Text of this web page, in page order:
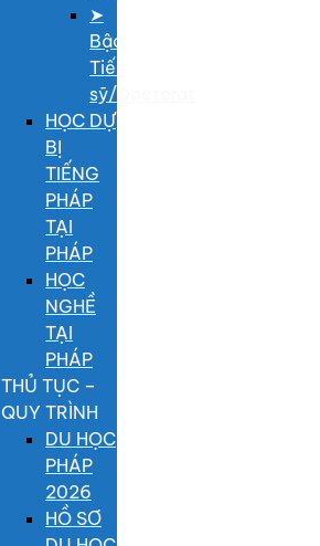
➤
Bậc
Tiến
sỹ/Doctorat
HỌC DỰ
BỊ
TIẾNG
PHÁP
TẠI
PHÁP
HỌC
NGHỀ
TẠI
PHÁP
THỦ TỤC –
QUY TRÌNH
DU HỌC
PHÁP
2026
HỒ SƠ